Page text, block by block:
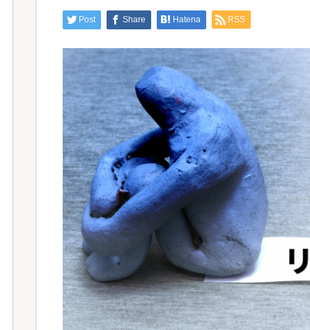
Post Share Hatena RSS